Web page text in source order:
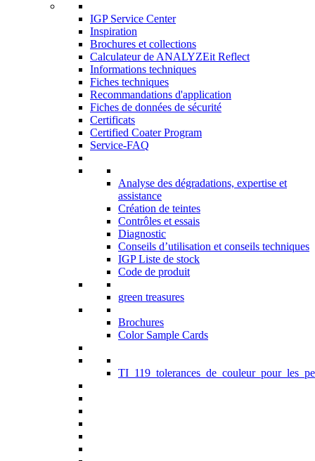
IGP Service Center
Inspiration
Brochures et collections
Calculateur de ANALYZEit Reflect
Informations techniques
Fiches techniques
Recommandations d'application
Fiches de données de sécurité
Certificats
Certified Coater Program
Service-FAQ
Analyse des dégradations, expertise et
assistance
Création de teintes
Contrôles et essais
Diagnostic
Conseils d’utilisation et conseils techniques
IGP Liste de stock
Code de produit
green treasures
Brochures
Color Sample Cards